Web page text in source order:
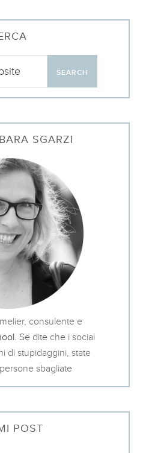
SGARZI
consulente e
. Se dite che i social
di stupidaggini, state
sbagliate
POST